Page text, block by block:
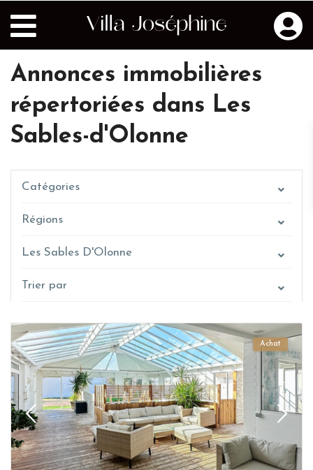
Annonces immobilières
répertoriées dans Les
Sables-d'Olonne
Catégories
Régions
Les Sables D'Olonne
Trier par
Achat